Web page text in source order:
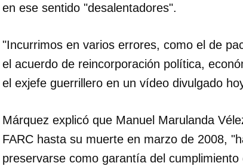
en ese sentido "desalentadores".
"Incurrimos en varios errores, como el de
el acuerdo de reincorporación política,
el exjefe guerrillero en un vídeo divulgado
Márquez explicó que Manuel Marulanda
FARC hasta su muerte en marzo de 2008,
preservarse como garantía del cumplimiento